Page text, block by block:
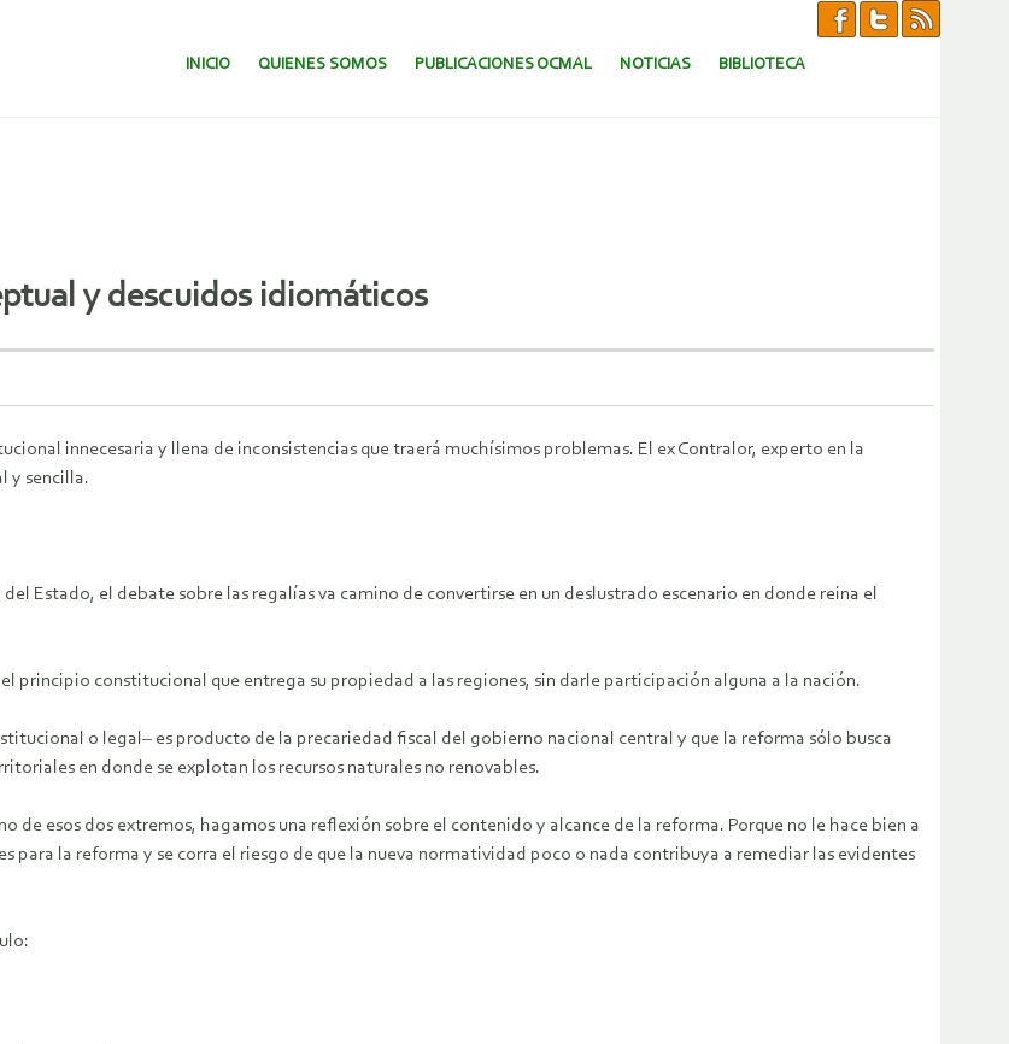
SALTAR AL CONTENIDO.
INICIO QUIENES SOMOS PUBLICACIONES OCMAL NOTICIAS BIBLIOTECA
y descuidos idiomáticos
innecesaria y llena de inconsistencias que traerá muchísimos problemas. El ex Contralor, experto en la
y sencilla.
Estado, el debate sobre las regalías va camino de convertirse en un deslustrado escenario en donde reina el
principio constitucional que entrega su propiedad a las regiones, sin darle participación alguna a la nación.
o legal‒ es producto de la precariedad fiscal del gobierno nacional central y que la reforma sólo busca
en donde se explotan los recursos naturales no renovables.
de esos dos extremos, hagamos una reflexión sobre el contenido y alcance de la reforma. Porque no le hace bien a
para la reforma y se corra el riesgo de que la nueva normatividad poco o nada contribuya a remediar las evidentes